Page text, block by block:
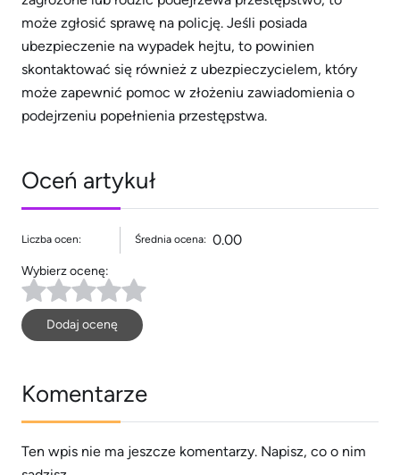
może zgłosić sprawę na policję. Jeśli posiada
ubezpieczenie na wypadek hejtu, to powinien
skontaktować się również z ubezpieczycielem, który
może zapewnić pomoc w złożeniu zawiadomienia o
podejrzeniu popełnienia przestępstwa.
Oceń artykuł
Liczba ocen: Średnia ocena: 0.00
Wybierz ocenę:
Dodaj ocenę
Komentarze
Ten wpis nie ma jeszcze komentarzy. Napisz, co o nim